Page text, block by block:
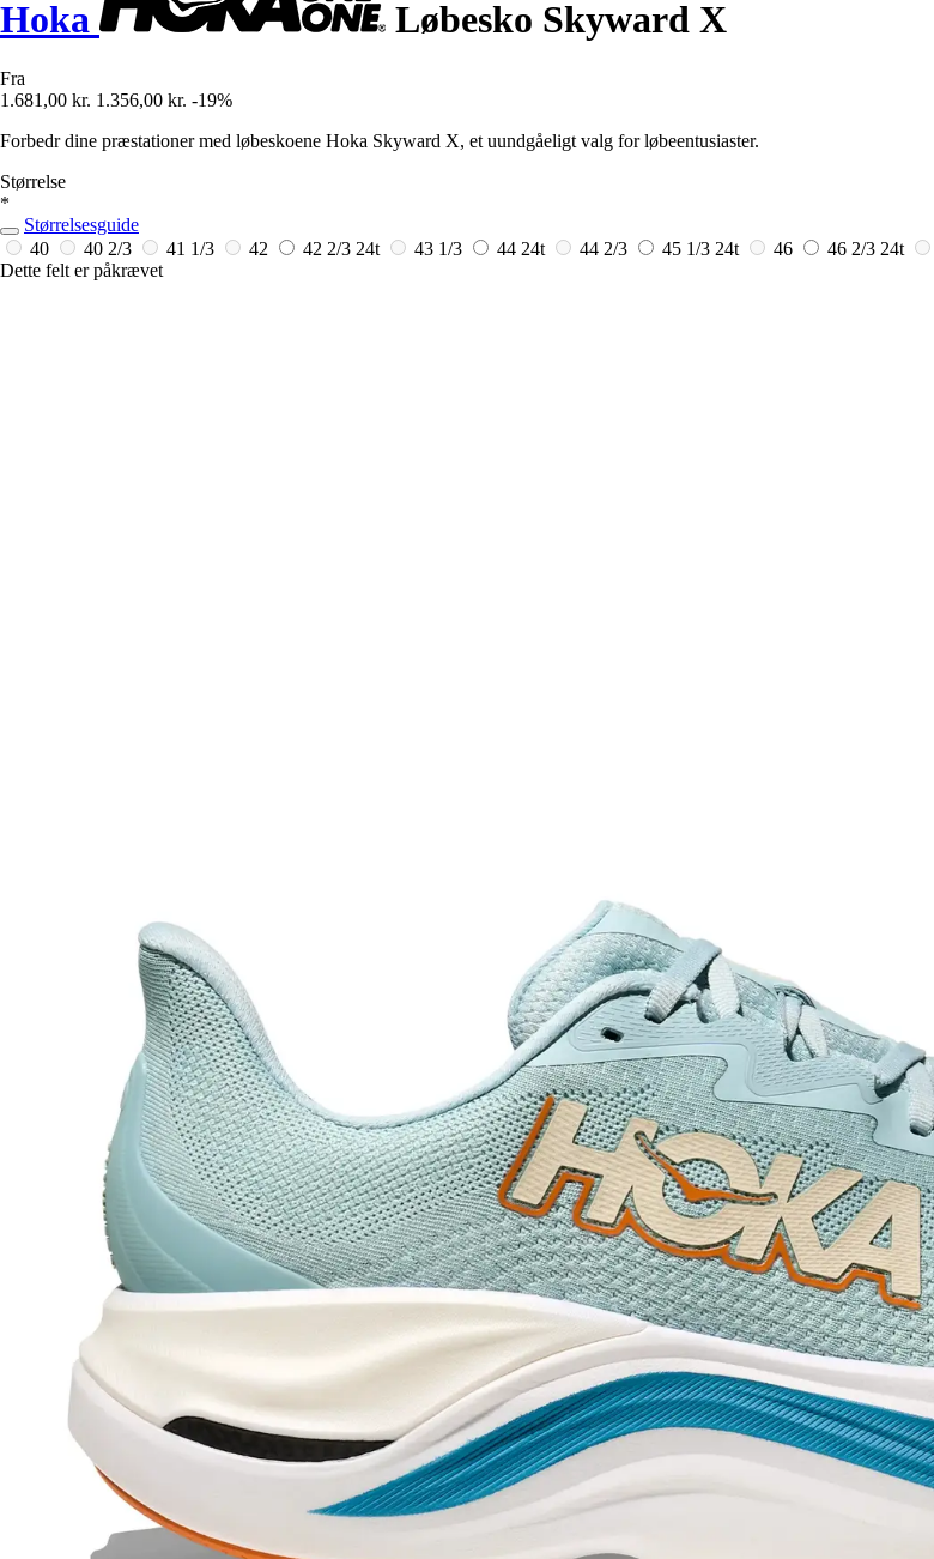
Hoka Løbesko Skyward X
Fra
1.681,00 kr. 1.356,00 kr. -19%
Forbedr dine præstationer med løbeskoene Hoka Skyward X, et uundgåeligt valg for løbeentusiaster.
Størrelse
*
Størrelsesguide
40
40 2/3 41 1/3 42 42 2/3 24t 43 1/3 44 24t 44 2/3 45 1/3 24t 46 46 2/3 24t
Dette felt er påkrævet